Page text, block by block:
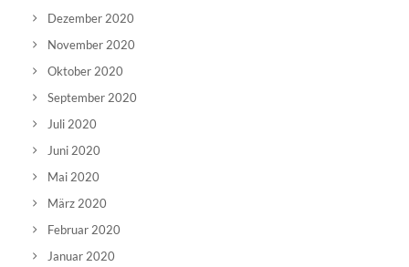
Dezember 2020
November 2020
Oktober 2020
September 2020
Juli 2020
Juni 2020
Mai 2020
März 2020
Februar 2020
Januar 2020